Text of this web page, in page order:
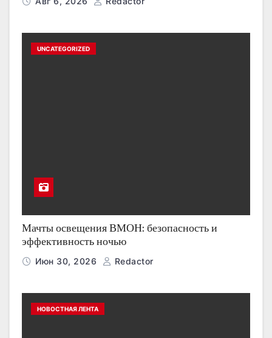
UNCATEGORIZED
Мачты освещения ВМОН: безопасность и
эффективность ночью
Июн 30, 2026 Redactor
НОВОСТНАЯ ЛЕНТА